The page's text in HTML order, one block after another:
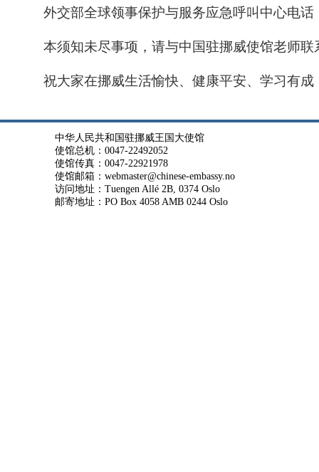
外交部全球领事保护与服务应急呼叫中心电话
本须知未尽事项，请与中国驻挪威使馆老师联
祝大家在挪威生活愉快、健康平安、学习有成
中华人民共和国驻挪威王国大使馆
使馆总机：0047-22492052
使馆传真：0047-22921978
使馆邮箱：webmaster@chinese-embassy.no
访问地址：Tuengen Allé 2B, 0374 Oslo
邮寄地址：PO Box 4058 AMB 0244 Oslo